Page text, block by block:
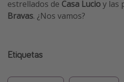
estrellados de Casa Lucioy las
Bravas. ¿Nos vamos?
Etiquetas